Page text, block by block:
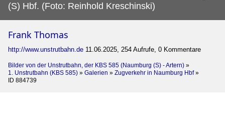
(S) Hbf. (Foto: Reinhold Kreschinski)
Frank Thomas
http://www.unstrutbahn.de 11.06.2025, 254 Aufrufe, 0 Kommentare
Bilder von der Unstrutbahn, der KBS 585 (Naumburg (S) - Artern) »
1. Unstrutbahn (KBS 585) » Galerien » Zugverkehr in Naumburg Hbf»
ID 884739